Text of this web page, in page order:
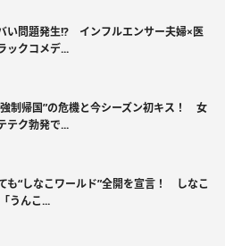
い問題発生!? インフルエンサー夫婦×医
ックコメデ...
強制帰国”の危機と今シーズン初キス！ 女
テク勃発で...
も“しなこワールド”全開を宣言！ しなこ
うんこ...